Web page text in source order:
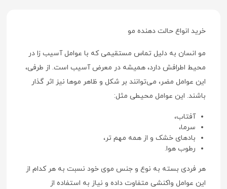
خرید انواع حالت دهنده مو
مو انسان به دلیل تماس مستقیمی که با عوامل آسیب زا در
محیط اطرافش دارد، همیشه در معرض آسیب است. از طرفی،
این عوامل مضر، می‌توانند بر شکل و ظاهر موها نیز اثر گذار
باشند. این عوامل محیطی مثل:
آفتاب،
سرما،
بادهای خشک و از همه مهم تر،
رطوب هوا.
هر فردی بسته به نوع و جنس موی خود نسبت به هر کدام از
این عوامل واکنشی متفاوت داده و نیاز به استفاده از